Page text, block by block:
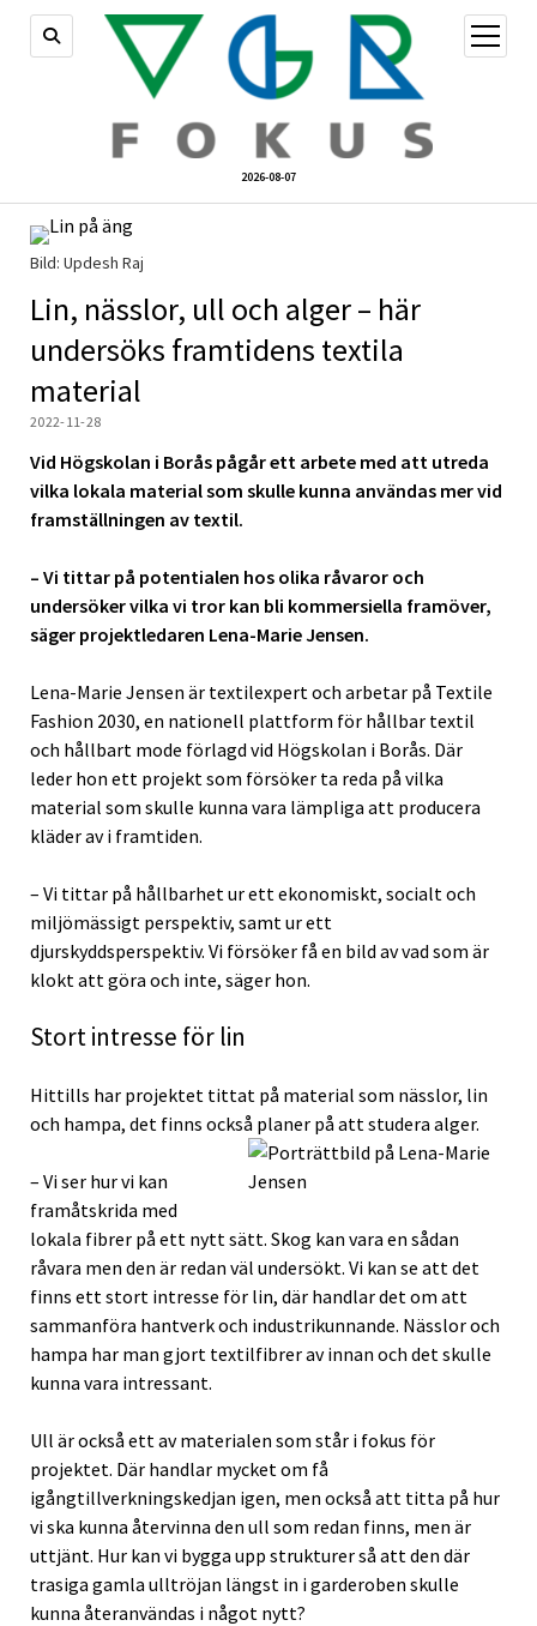
2026-08-07
öppna
meny
Bild: Updesh Raj
Lin, nässlor, ull och alger – här
undersöks framtidens textila
material
2022-11-28
Vid Högskolan i Borås pågår ett arbete med att utreda
vilka lokala material som skulle kunna användas mer vid
framställningen av textil.
– Vi tittar på potentialen hos olika råvaror och
undersöker vilka vi tror kan bli kommersiella framöver,
säger projektledaren Lena-Marie Jensen.
Lena-Marie Jensen är textilexpert och arbetar på Textile
Fashion 2030, en nationell plattform för hållbar textil
och hållbart mode förlagd vid Högskolan i Borås. Där
leder hon ett projekt som försöker ta reda på vilka
material som skulle kunna vara lämpliga att producera
kläder av i framtiden.
– Vi tittar på hållbarhet ur ett ekonomiskt, socialt och
miljömässigt perspektiv, samt ur ett
djurskyddsperspektiv. Vi försöker få en bild av vad som är
klokt att göra och inte, säger hon.
Stort intresse för lin
Hittills har projektet tittat på material som nässlor, lin
och hampa, det finns också planer på att studera alger.
– Vi ser hur vi kan
framåtskrida med
lokala fibrer på ett nytt sätt. Skog kan vara en sådan
råvara men den är redan väl undersökt. Vi kan se att det
finns ett stort intresse för lin, där handlar det om att
sammanföra hantverk och industrikunnande. Nässlor och
hampa har man gjort textilfibrer av innan och det skulle
kunna vara intressant.
Ull är också ett av materialen som står i fokus för
projektet. Där handlar mycket om få
igångtillverkningskedjan igen, men också att titta på hur
vi ska kunna återvinna den ull som redan finns, men är
uttjänt. Hur kan vi bygga upp strukturer så att den där
trasiga gamla ulltröjan längst in i garderoben skulle
kunna återanvändas i något nytt?